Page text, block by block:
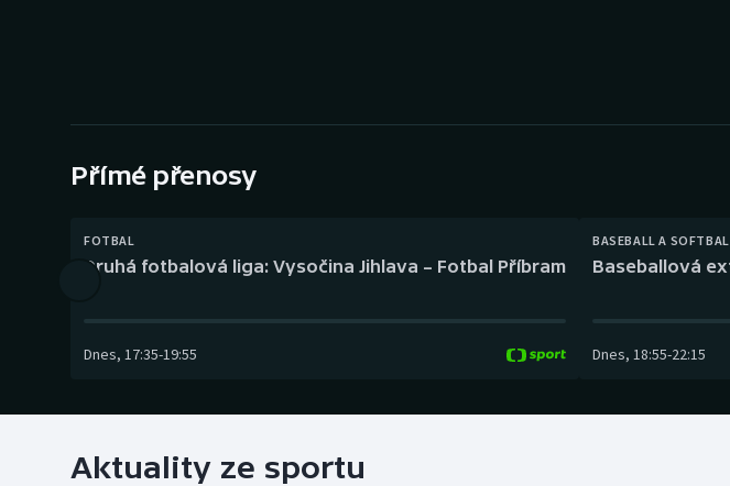
Gymnastika Plážový volejbal
Přímé přenosy
FOTBAL
Druhá fotbalová liga: Vysočina Jihlava – Fotbal Příbram
Dnes, 17:35-19:55
BASEBALL A SOFTBAL
Baseballová
Dnes, 18:55-22:15
Aktuality ze sportu